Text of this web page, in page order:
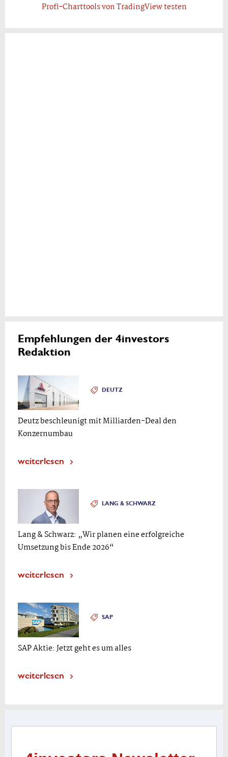
Profi-Charttools von TradingView testen
Empfehlungen der 4investors
Redaktion
DEUTZ
Deutz beschleunigt mit Milliarden-Deal den
Konzernumbau
weiterlesen
LANG & SCHWARZ
Lang & Schwarz: „Wir planen eine erfolgreiche
Umsetzung bis Ende 2026“
weiterlesen
SAP
SAP Aktie: Jetzt geht es um alles
weiterlesen